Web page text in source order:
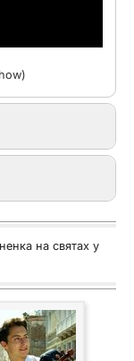
на святах у